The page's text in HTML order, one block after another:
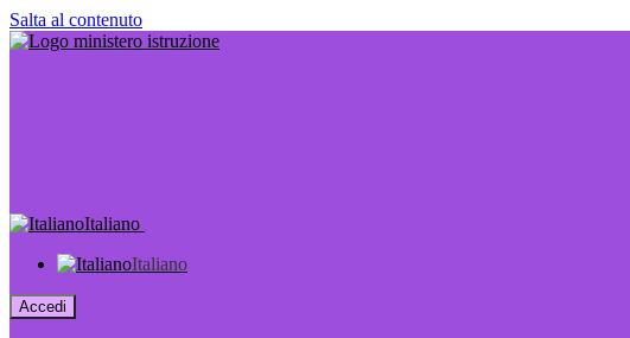
Salta al contenuto
Italiano
Italiano
Accedi